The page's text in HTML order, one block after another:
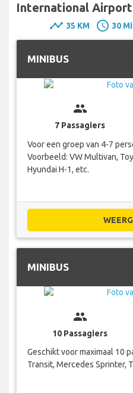
International Airport
timeline 35 KM schedule 30
MINIBUS
group
7 Passagiers
Voor een groep van 4-7
Voorbeeld: VW Multivan,
Hyundai H-1, etc.
MINIBUS
group
10 Passagiers
Geschikt voor maximaal 10
Transit, Mercedes Sprinter,